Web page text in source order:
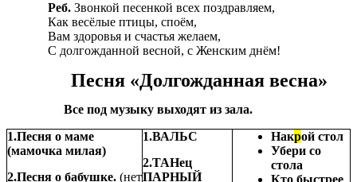
Реб.Звонкой песенкой всех поздравляем,
Как весёлые птицы, споём,
Вам здоровья и счастья желаем,
С долгожданной весной, с Женским днём!
Песня «Долгожданная весна»
Все под музыку выходят из зала.
1.Песня о маме
(мамочка милая)
2.Песня о бабушке. (нет
1.ВАЛЬС
2.ТАНец
ПАРНЫЙ
Накрой стол
Убери со
стола
Кто быстрее